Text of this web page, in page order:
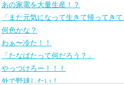
あの家電を大量生産！？
「また元気になって生きて帰ってき
何色かな？
わぁ〜冷た！！
「たなばたって何だろう？」
やっつけろー！！！
外で野球したい！